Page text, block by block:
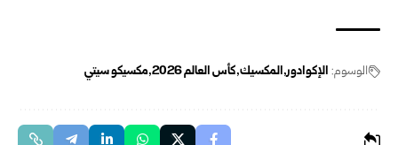
الوسوم: الإكوادور المكسيك كأس العالم 2026 مكسيكو سيتي